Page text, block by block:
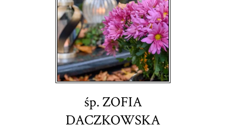
OPINIE
KONTAKT
śp. ZOFIA
DACZKOWSKA